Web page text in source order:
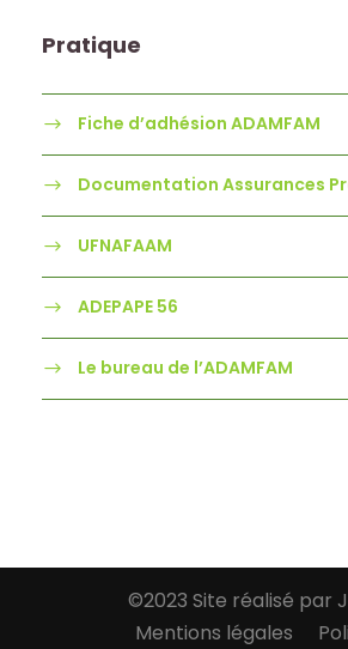
Pratique
Fiche d’adhésion ADAMFAM
Documentation Assurances
UFNAFAAM
ADEPAPE 56
Le bureau de l’ADAMFAM
©2023 Site réalisé par
Mentions légales